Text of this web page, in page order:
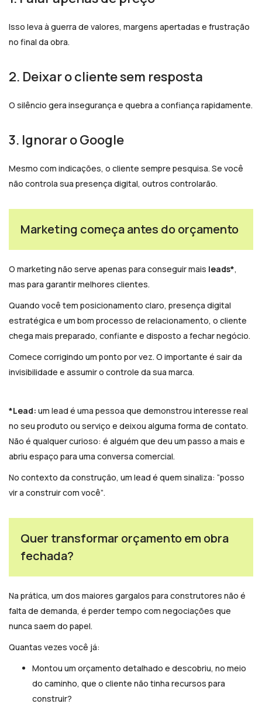
Isso leva à guerra de valores, margens apertadas e frustração
no final da obra.
2. Deixar o cliente sem resposta
O silêncio gera insegurança e quebra a confiança rapidamente.
3. Ignorar o Google
Mesmo com indicações, o cliente sempre pesquisa. Se você
não controla sua presença digital, outros controlarão.
Marketing começa antes do orçamento
O marketing não serve apenas para conseguir mais leads*,
mas para garantir melhores clientes.
Quando você tem posicionamento claro, presença digital
estratégica e um bom processo de relacionamento, o cliente
chega mais preparado, confiante e disposto a fechar negócio.
Comece corrigindo um ponto por vez. O importante é sair da
invisibilidade e assumir o controle da sua marca.
*Lead: um lead é uma pessoa que demonstrou interesse real
no seu produto ou serviço e deixou alguma forma de contato.
Não é qualquer curioso: é alguém que deu um passo a mais e
abriu espaço para uma conversa comercial.
No contexto da construção, um lead é quem sinaliza: “posso
vir a construir com você”.
Quer transformar orçamento em obra
fechada?
Na prática, um dos maiores gargalos para construtores não é
falta de demanda, é perder tempo com negociações que
nunca saem do papel.
Quantas vezes você já:
Montou um orçamento detalhado e descobriu, no meio
do caminho, que o cliente não tinha recursos para
construir?